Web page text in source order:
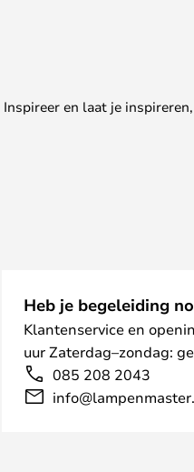
Inspireer en laat je
Heb je begeleiding
Klantenservice en
uur Zaterdag–zondag:
085 208 2043